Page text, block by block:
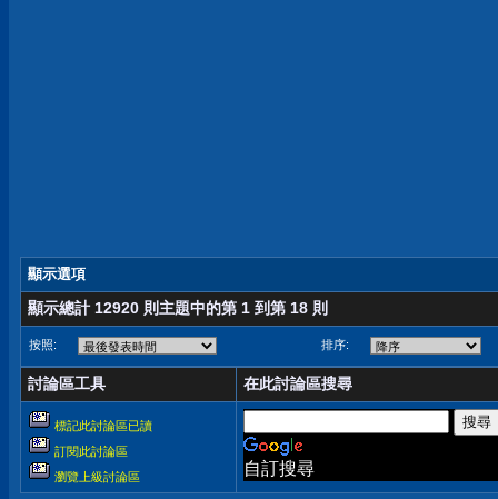
顯示選項
顯示總計 12920 則主題中的第 1 到第 18 則
按照: 排序:
討論區工具 在此討論區搜尋
標記此討論區已讀
訂閱此討論區
瀏覽上級討論區
自訂搜尋